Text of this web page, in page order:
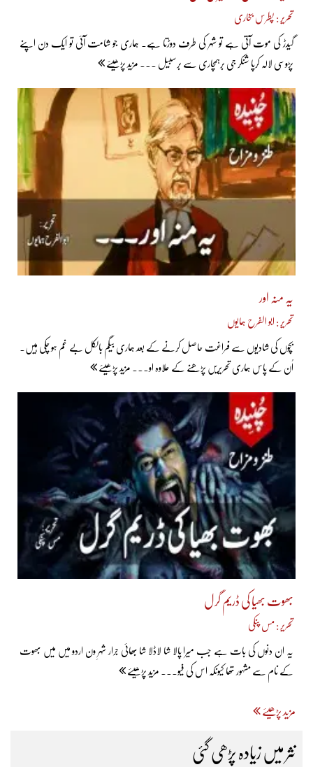
تحریر : پطرس بخاری
گیدڑ کی موت آتی ہے تو شہر کی طرف دوڑتا ہے۔ ہماری جو شامت آئی تو ایک دن اپنے
پڑوسی لالہ کرپا شنکر جی برہمچاری سے برسبیل ... مزید پڑھیئے
یہ منہ اور
تحریر : ابو الفرح ہمایوں
بچّوں کی شادیوں سے فراغت حاصل کرنے کے بعد ہماری بیگم بالکل بے غم ہو چکی ہیں۔
اُن کے پاس ہماری تحریریں پڑھنے کے علاوہ او... مزید پڑھیئے
بھوت بھیا کی ڈریم گرل
تحریر : مس پنکی
یہ ان دنوں کی بات ہے جب میرا پالا شا لاڈلا شا بھائی جرار شہرِ ون اردو میں میں بھوت
کے نام سے مشہور تھا کیونکہ اس کی فیو... مزید پڑھیئے
مزید پڑھیئے
نثر میں زیادہ پڑھی گئی